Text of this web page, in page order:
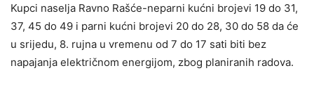
Kupci naselja Ravno Rašće-neparni kućni brojevi 19 do 31,
37, 45 do 49 i parni kućni brojevi 20 do 28, 30 do 58 da će
u srijedu, 8. rujna u vremenu od 7 do 17 sati biti bez
napajanja električnom energijom, zbog planiranih radova.